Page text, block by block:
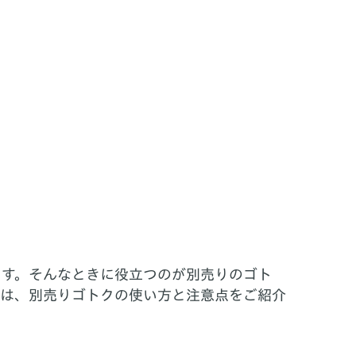
。そんなときに役立つのが別売りのゴト
、別売りゴトクの使い方と注意点をご紹介